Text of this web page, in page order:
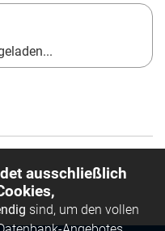
ausschließlich
sind, um den vollen